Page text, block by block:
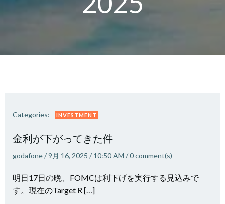
Categories: INVESTMENT
金利が下がってきた件
godafone/9月 16, 2025 / 10:50 AM /0comment(s)
明日17日の晩、FOMCは利下げを実行する見込みで
す。現在のTarget R […]